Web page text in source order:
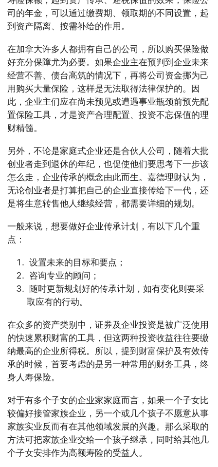
司的年金，可以通过缴费期、领取期的不同设置，起
到资产隔离、按需补给的作用。
在加拿大许多人都拥有自己的公司，所以购买保险做
好充分保障尤为必要。如果企业主在预判到企业未来
经营不善、债台高筑的情况下，再将公司资金挪为己
用购买大量保险，这样是无法取得法律保护的。因
此，企业主们应在尚未预见或遭遇事业瓶颈前预先配
置保险工具，才是资产合理配置、投资不忘保值的理
财精髓。
另外，不论是家庭式企业还是合伙人公司，随着大批
创业者走到退休的年纪，也促使他们要思考下一步该
怎么走，企业传承的概念由此而生。嘉德理财认为，
无论创业者是打算把自己的企业直接传给下一代，还
是将生意转售他人继续经营，都需要详细的规划。
一般来说，想要做好企业传承计划，有以下几个重
点：
设置未来的目标和要点；
咨询专业的顾问；
随时更新规划好的传承计划，如有变化则要采
取应有的行动。
在众多的资产类别中，证券及企业投资是被广泛使用
的快速累积财富的工具，但这两种投资收益往往要缴
纳最高的企业所得税。所以，提到财富保护及有效传
承的时候，首要考虑的是另一种常用的财务工具，终
身人寿保险。
对于有多个子女的企业家家庭而言，如果一个子女比
较偏好接管家族企业，另一个或几个孩子不愿意从事
家族实业反而有在其他领域发展的兴趣。那么采取的
方法可把家族企业交给一个孩子继承，同时给其他几
个子女安排作为高额寿险的受益人。